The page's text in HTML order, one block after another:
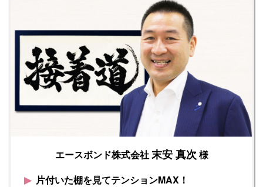
エースボンド株式会社末安 真次 様
▶︎ 片付いた棚を見てテンションMAX！